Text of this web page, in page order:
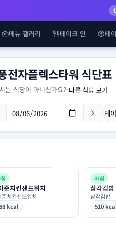
메뉴 갤러리 테이크 인 테
전자플렉스타워 식단표
는 식당이 아니신가요?-다른 식당 보기
테
준치킨샌드위치
준치킨샌드위치
kcal
아침
삼각김밥
삼각김밥
510